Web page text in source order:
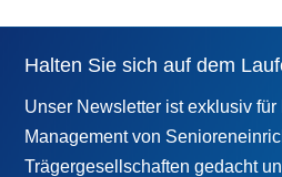
Halten Sie sich auf dem
Unser Newsletter ist exklusiv für
Management von
Trägergesellschaften gedacht